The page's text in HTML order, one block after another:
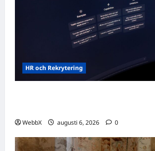
HR och Rekrytering
WebbX augusti 6, 2026 0